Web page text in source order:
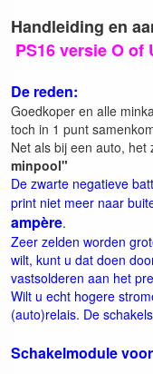
Handleiding en
PS16 versie O of
De reden:
Goedkoper en alle
toch in 1 punt
Net als bij een auto, het
minpool"
De zwarte negatieve
print niet meer naar
ampère.
Zeer zelden worden
wilt, kunt u dat doen
vastsolderen aan het
Wilt u echt hogere
(auto)relais. De
Schakelmodule